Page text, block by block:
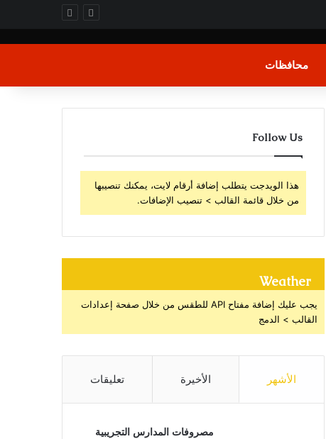
محافظات
Follow Us
هذا الويدجت يتطلب إضافة أرقام لايت، يمكنك تنصيبها
من خلال قائمة القالب > تنصيب الإضافات.
Weather
يجب عليك إضافة مفتاح API للطقس من خلال صفحة إعدادات
القالب > الدمج
الأشهر الأخيرة تعليقات
مصروفات المدارس التجريبية